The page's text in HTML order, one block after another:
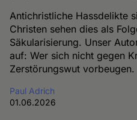
Antichristliche Hassdelikte
Christen sehen dies als
Säkularisierung. Unser
auf: Wer sich nicht gegen
Zerstörungswut vorbeugen.
Paul Adrich
01.06.2026